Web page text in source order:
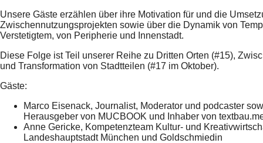
Unsere Gäste erzählen über ihre Motivation für und die
Zwischennutzungsprojekten sowie über die Dynamik von
Verstetigtem, von Peripherie und Innenstadt.
Diese Folge ist Teil unserer Reihe zu Dritten Orten (#15),
und Transformation von Stadtteilen (#17 im Oktober).
Gäste:
Marco Eisenack, Journalist, Moderator und podcaster
Herausgeber von MUCBOOK und Inhaber von
Anne Gericke, Kompetenzteam Kultur- und
Landeshauptstadt München und Goldschmiedin